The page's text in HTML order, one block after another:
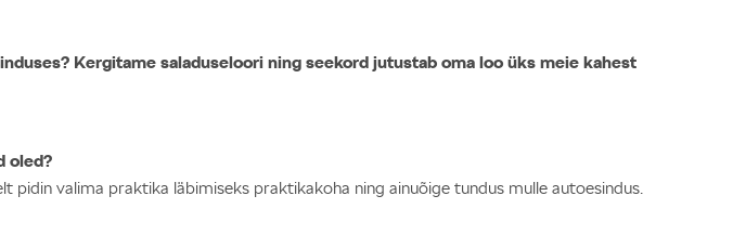
Kergitame saladuseloori ning seekord jutustab oma loo üks meie kahest
oled?
pidin valima praktika läbimiseks praktikakoha ning ainuõige tundus mulle autoesindus.